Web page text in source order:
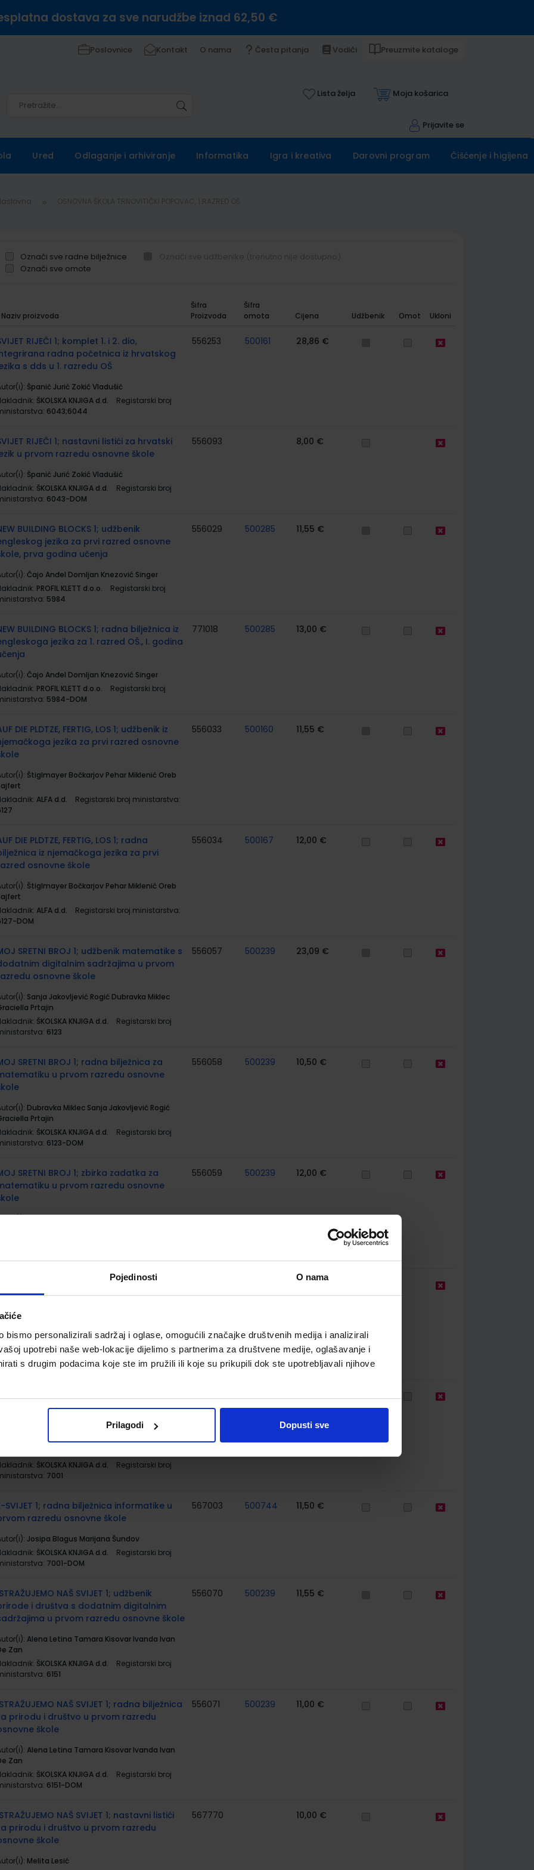
Pojedinosti O nama
bismo personalizirali sadržaj i oglase, omogućili značajke društvenih medija i analizirali
upotrebi naše web-lokacije dijelimo s partnerima za društvene medije, oglašavanje i
s drugim podacima koje ste im pružili ili koje su prikupili dok ste upotrebljavali njihove
Prilagodi Dopusti sve
dostava za sve narudžbe iznad 62,50 €
Poslovnice Kontakt O nama Česta pitanja Vodiči Preuzmite kataloge
Lista želja Moja košarica
Prijavite se
Ured Odlaganje i arhiviranje Informatika Igra i kreativa Darovni program Čišćenje i higijena
Označi sve radne bilježnice
Označi sve omote
Naziv proizvoda
Šifra
Proizvoda
Šifra
omota
Cijena Udžbenik Omot Ukloni
RIJEČI 1; komplet 1. i 2. dio,
radna početnica iz hrvatskog
s dds u 1. razredu OŠ
Španić Jurić Zokić Vladušić
ŠKOLSKA KNJIGA d.d.
Registarski broj
6043;6044
556253 500161 28,86 €
RIJEČI 1; nastavni listići za hrvatski
u prvom razredu osnovne škole
Španić Jurić Zokić Vladušić
ŠKOLSKA KNJIGA d.d.
Registarski broj
6043-DOM
556093 8,00 €
BUILDING BLOCKS 1; udžbenik
jezika za prvi razred osnovne
prva godina učenja
Čajo Anđel Domljan Knezović Singer
PROFIL KLETT d.o.o.
Registarski broj
5984
556029 500285 11,55 €
BUILDING BLOCKS 1; radna bilježnica iz
jezika za 1. razred OŠ., I. godina
Čajo Anđel Domljan Knezović Singer
PROFIL KLETT d.o.o.
Registarski broj
5984-DOM
771018 500285 13,00 €
DIE PLDTZE, FERTIG, LOS 1; udžbenik iz
jezika za prvi razred osnovne
Štiglmayer Bočkarjov Pehar Miklenić Oreb
ALFA d.d.
Registarski broj ministarstva:
556033 500160 11,55 €
DIE PLDTZE, FERTIG, LOS 1; radna
iz njemačkoga jezika za prvi
osnovne škole
Štiglmayer Bočkarjov Pehar Miklenić Oreb
ALFA d.d.
Registarski broj ministarstva:
DOM
556034 500167 12,00 €
SRETNI BROJ 1; udžbenik matematike s
digitalnim sadržajima u prvom
osnovne škole
Sanja Jakovljević Rogić Dubravka Miklec
Prtajin
ŠKOLSKA KNJIGA d.d.
Registarski broj
6123
556057 500239 23,09 €
SRETNI BROJ 1; radna bilježnica za
u prvom razredu osnovne
Dubravka Miklec Sanja Jakovljević Rogić
Prtajin
ŠKOLSKA KNJIGA d.d.
Registarski broj
6123-DOM
556058 500239 10,50 €
SRETNI BROJ 1; zbirka zadatka za
u prvom razredu osnovne
556059 500239 12,00 €
MOJ SRETNI BROJ 1; nastavni listići za
u prvom razredu osnovne
škole
Autor(i):
Sanja Jakovljević Rodić Dubravka Miklec
Prtajin
ŠKOLSKA KNJIGA d.d.
Registarski broj
6123-DOM3
9,50 €
dodatnim digitalnim sadržajima u prvom
Blagus Ljubić Klemše Flisar Odorčić Bubica
ŠKOLSKA KNJIGA d.d.
Registarski broj
7001
SVIJET 1; radna bilježnica informatike u
razredu osnovne škole
Josipa Blagus Marijana Šundov
ŠKOLSKA KNJIGA d.d.
Registarski broj
7001-DOM
567003 500744 11,50 €
NAŠ SVIJET 1; udžbenik
i društva s dodatnim digitalnim
u prvom razredu osnovne škole
Alena Letina Tamara Kisovar Ivanda Ivan
Zan
ŠKOLSKA KNJIGA d.d.
Registarski broj
6151
556070 500239 11,55 €
NAŠ SVIJET 1; radna bilježnica
prirodu i društvo u prvom razredu
škole
Alena Letina Tamara Kisovar Ivanda Ivan
Zan
ŠKOLSKA KNJIGA d.d.
Registarski broj
6151-DOM
556071 500239 11,00 €
NAŠ SVIJET 1; nastavni listići
prirodu i društvo u prvom razredu
škole
Melita Lesić
567770 10,00 €